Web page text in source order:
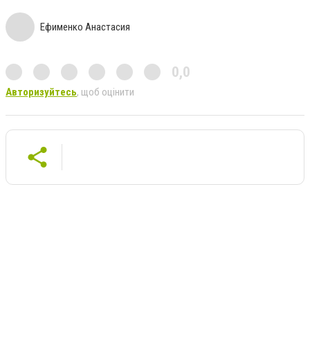
Ефименко Анастасия
0,0
Авторизуйтесь, щоб оцінити